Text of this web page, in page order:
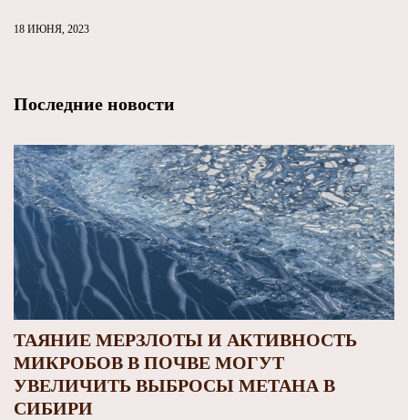
18 ИЮНЯ, 2023
Последние новости
ТАЯНИЕ МЕРЗЛОТЫ И АКТИВНОСТЬ
МИКРОБОВ В ПОЧВЕ МОГУТ
УВЕЛИЧИТЬ ВЫБРОСЫ МЕТАНА В
СИБИРИ